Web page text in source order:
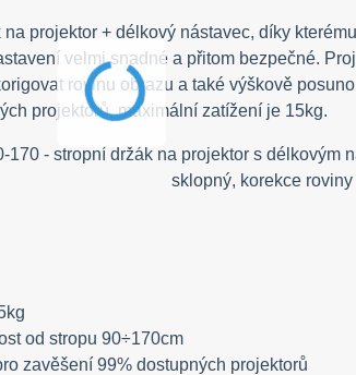
projektor + délkový nástavec, díky
velmi snadné a přitom bezpečné.
rovinu obrazu a také výškově
projektorů, maximální zatížení je 15kg.
od stropu 90÷170cm
zavěšení 99% dostupných projektorů